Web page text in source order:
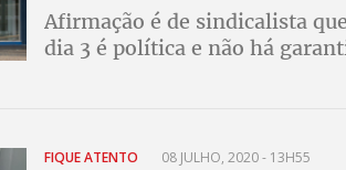
Afirmação é de sindicalista
dia 3 é política e não há
FIQUE ATENTO 08 JULHO, 2020 - 13H55